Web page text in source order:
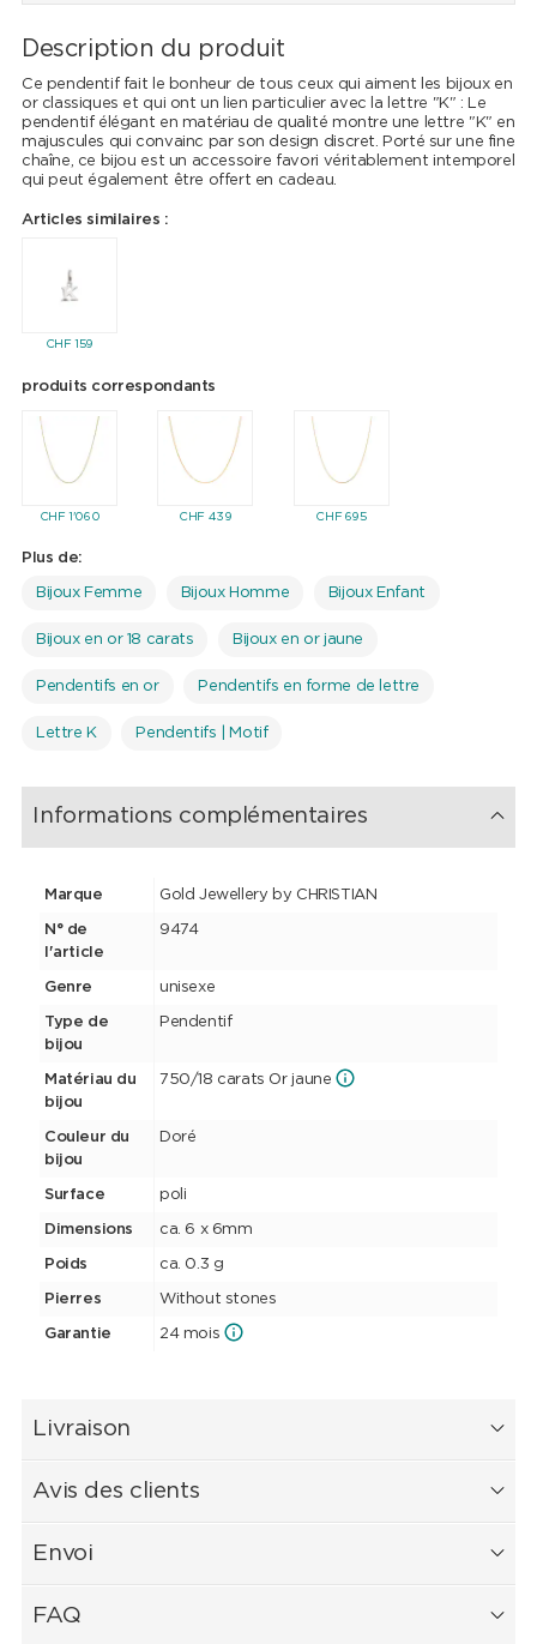
Description du produit
Ce pendentif fait le bonheur de tous ceux qui aiment les bijoux en
or classiques et qui ont un lien particulier avec la lettre "K" : Le
pendentif élégant en matériau de qualité montre une lettre "K" en
majuscules qui convainc par son design discret. Porté sur une fine
chaîne, ce bijou est un accessoire favori véritablement intemporel
qui peut également être offert en cadeau.
Articles similaires :
CHF159
produits correspondants
CHF1'060 CHF439 CHF695
Plus de:
Bijoux Femme Bijoux Homme Bijoux Enfant
Bijoux en or 18 carats Bijoux en or jaune
Pendentifs en or Pendentifs en forme de lettre
Lettre K Pendentifs | Motif
Informations complémentaires
Marque Gold Jewellery by CHRISTIAN
N° de
l'article
9474
Genre unisexe
Type de
bijou
Pendentif
Matériau du
bijou
750/18 carats Or jaune
Couleur du
bijou
Doré
Surface poli
Dimensions ca. 6 x 6mm
Poids ca. 0.3 g
Pierres Without stones
Garantie 24 mois
Livraison
Avis des clients
Envoi
FAQ